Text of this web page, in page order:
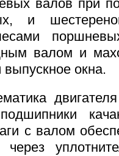
валов при
и
валом и
окна.
с валом
через